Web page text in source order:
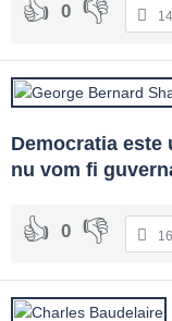
0
Democratia este
nu vom fi
0